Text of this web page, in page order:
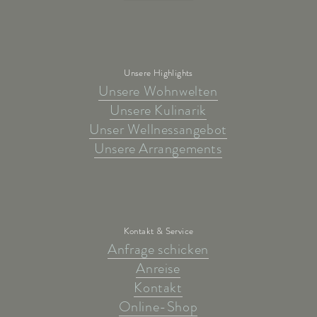
Unsere Highlights
Unsere Wohnwelten
Unsere Kulinarik
Unser Wellnessangebot
Unsere Arrangements
Kontakt & Service
Anfrage schicken
Anreise
Kontakt
Online-Shop